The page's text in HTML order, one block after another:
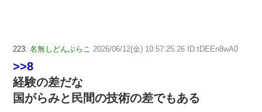
223: 名無しどんぶらこ 2026/06/12(金) 10:57:25.26 ID:tDEEn8wA0
>>8
経験の差だな
国がらみと民間の技術の差でもある